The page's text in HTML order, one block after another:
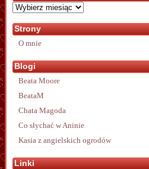
Archiwa
Strony
O mnie
Blogi
Beata Moore
BeataM
Chata Magoda
Co słychać w Aninie
Kasia z angielskich ogrodów
Linki